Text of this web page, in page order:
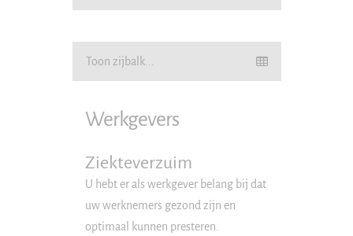
Toon zijbalk...
Werkgevers
Ziekteverzuim
U hebt er als werkgever belang bij dat
uw werknemers gezond zijn en
optimaal kunnen presteren.